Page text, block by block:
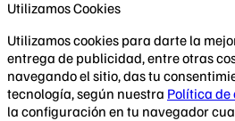
Utilizamos Cookies
Utilizamos cookies para darte la
entrega de publicidad, entre otras
navegando el sitio, das tu
tecnología, según nuestra Política de
la configuración en tu navegador